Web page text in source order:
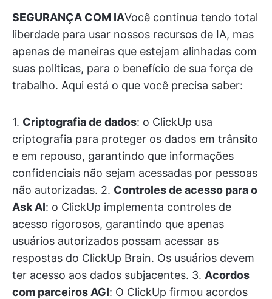
SEGURANÇA COM IAVocê continua tendo total
liberdade para usar nossos recursos de IA, mas
apenas de maneiras que estejam alinhadas com
suas políticas, para o benefício de sua força de
trabalho. Aqui está o que você precisa saber:
1. Criptografia de dados: o ClickUp usa
criptografia para proteger os dados em trânsito
e em repouso, garantindo que informações
confidenciais não sejam acessadas por pessoas
não autorizadas. 2. Controles de acesso para o
Ask AI: o ClickUp implementa controles de
acesso rigorosos, garantindo que apenas
usuários autorizados possam acessar as
respostas do ClickUp Brain. Os usuários devem
ter acesso aos dados subjacentes. 3. Acordos
com parceiros AGI: O ClickUp firmou acordos